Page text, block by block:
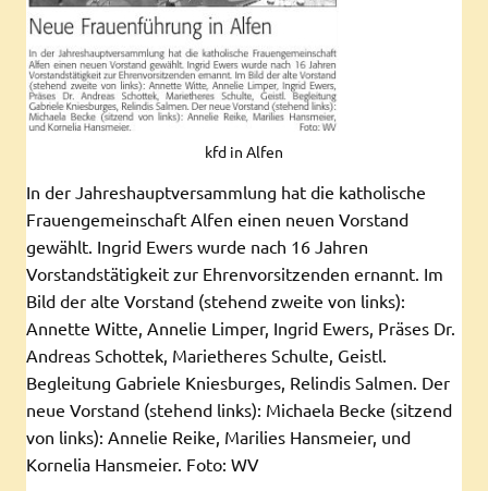
kfd in Alfen
In der Jahreshauptversammlung hat die katholische
Frauengemeinschaft Alfen einen neuen Vorstand
gewählt. Ingrid Ewers wurde nach 16 Jahren
Vorstandstätigkeit zur Ehrenvorsitzenden ernannt. Im
Bild der alte Vorstand (stehend zweite von links):
Annette Witte, Annelie Limper, Ingrid Ewers, Präses Dr.
Andreas Schottek, Marietheres Schulte, Geistl.
Begleitung Gabriele Kniesburges, Relindis Salmen. Der
neue Vorstand (stehend links): Michaela Becke (sitzend
von links): Annelie Reike, Marilies Hansmeier, und
Kornelia Hansmeier. Foto: WV